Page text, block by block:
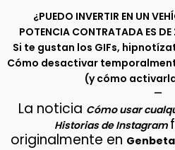
¿PUEDO INVERTIR EN UN
POTENCIA CONTRATADA ES DE
Si te gustan los GIFs,
Cómo desactivar
(y cómo
–
La noticia Cómo usar
Historias de Instagram
originalmente en Genbeta